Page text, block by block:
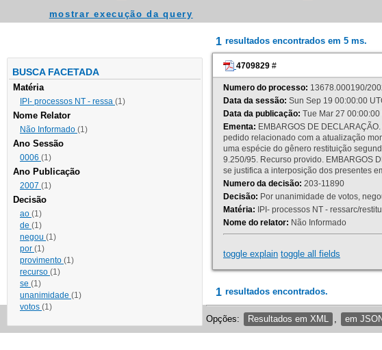
mostrar execução da query
BUSCA FACETADA
Matéria
IPI- processos NT - ressa (1)
Nome Relator
Não Informado (1)
Ano Sessão
0006 (1)
Ano Publicação
2007 (1)
Decisão
ao (1)
de (1)
negou (1)
por (1)
provimento (1)
recurso (1)
se (1)
unanimidade (1)
votos (1)
1 resultados encontrados em 5 ms.
4709829 #
Numero do processo: 13678.000190/
Data da sessão: Sun Sep 19 00:00:00
Data da publicação: Tue Mar 27 00:00:00
Ementa: EMBARGOS DE
pedido relacionado com a atualização
uma espécie do gênero restituição
9.250/95. Recurso provido. EMBARGOS
se justifica a interposição dos presentes
Numero da decisão: 203-11890
Decisão: Por unanimidade de votos,
Matéria: IPI- processos NT - ressarc/
Nome do relator: Não Informado
toggle explain toggle all fields
1 resultados encontrados.
Opções: Resultados em XML em JSON